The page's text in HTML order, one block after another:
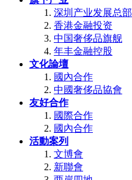
深圳产业发展总部
香港金融投资
中国奢侈品旗舰
年丰金融控股
文化論壇
國內合作
中國奢侈品協會
友好合作
國際合作
國內合作
活動案列
文博會
新聯會